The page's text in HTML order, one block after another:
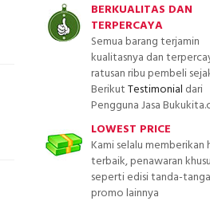
BERKUALITAS DAN
TERPERCAYA
Semua barang terjamin
kualitasnya dan
ratusan ribu pembeli
BerikutTestimonial dari
Pengguna Jasa
LOWEST PRICE
Kami selalu memberikan
terbaik, penawaran
seperti edisi tanda-
promo lainnya